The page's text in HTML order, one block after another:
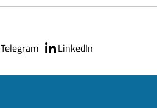
Telegram LinkedIn